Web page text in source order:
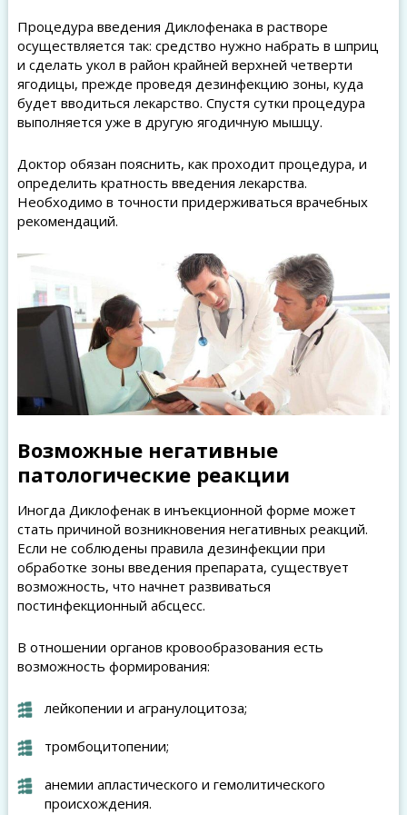
Процедура введения Диклофенака в растворе
осуществляется так: средство нужно набрать в шприц
и сделать укол в район крайней верхней четверти
ягодицы, прежде проведя дезинфекцию зоны, куда
будет вводиться лекарство. Спустя сутки процедура
выполняется уже в другую ягодичную мышцу.
Доктор обязан пояснить, как проходит процедура, и
определить кратность введения лекарства.
Необходимо в точности придерживаться врачебных
рекомендаций.
Возможные негативные
патологические реакции
Иногда Диклофенак в инъекционной форме может
стать причиной возникновения негативных реакций.
Если не соблюдены правила дезинфекции при
обработке зоны введения препарата, существует
возможность, что начнет развиваться
постинфекционный абсцесс.
В отношении органов кровообразования есть
возможность формирования:
лейкопении и агранулоцитоза;
тромбоцитопении;
анемии апластического и гемолитического
происхождения.